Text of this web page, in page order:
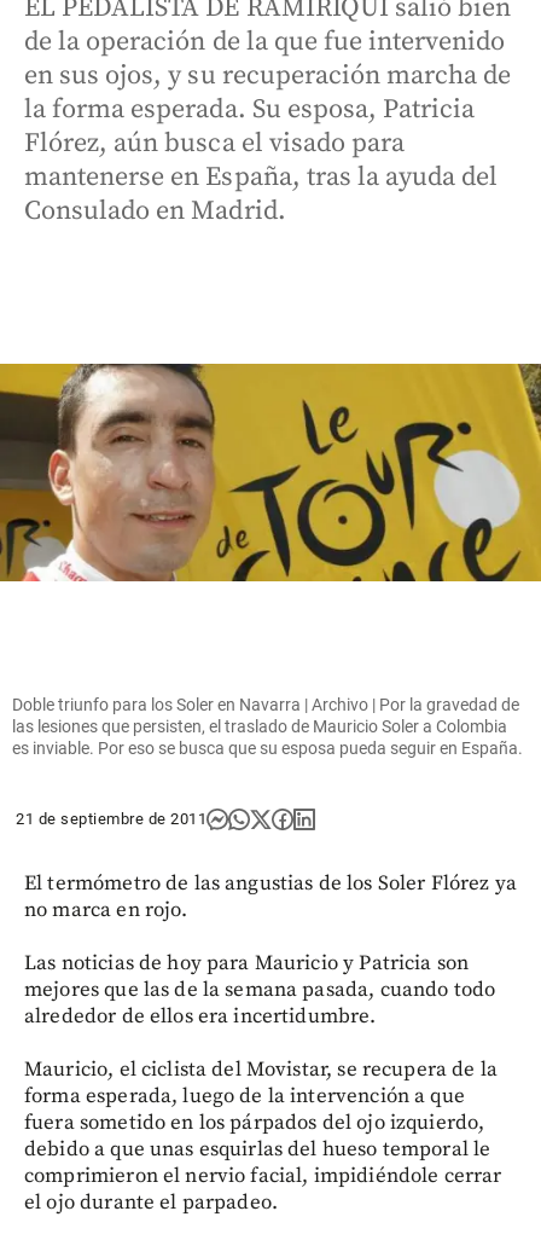
EL PEDALISTA DE RAMIRIQUÍ salió bien
de la operación de la que fue intervenido
en sus ojos, y su recuperación marcha de
la forma esperada. Su esposa, Patricia
Flórez, aún busca el visado para
mantenerse en España, tras la ayuda del
Consulado en Madrid.
Doble triunfo para los Soler en Navarra | Archivo | Por la gravedad de
las lesiones que persisten, el traslado de Mauricio Soler a Colombia
es inviable. Por eso se busca que su esposa pueda seguir en España.
21 de septiembre de 2011
El termómetro de las angustias de los Soler Flórez ya
no marca en rojo.
Las noticias de hoy para Mauricio y Patricia son
mejores que las de la semana pasada, cuando todo
alrededor de ellos era incertidumbre.
Mauricio, el ciclista del Movistar, se recupera de la
forma esperada, luego de la intervención a que
fuera sometido en los párpados del ojo izquierdo,
debido a que unas esquirlas del hueso temporal le
comprimieron el nervio facial, impidiéndole cerrar
el ojo durante el parpadeo.